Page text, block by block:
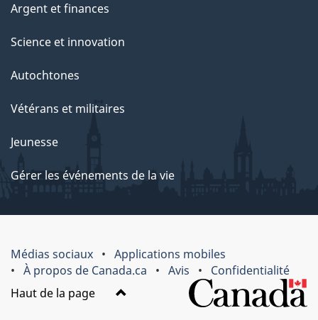
Argent et finances
Science et innovation
Autochtones
Vétérans et militaires
Jeunesse
Gérer les événements de la vie
Médias sociaux
Applications mobiles
À propos de Canada.ca
Avis
Confidentialité
Haut de la page